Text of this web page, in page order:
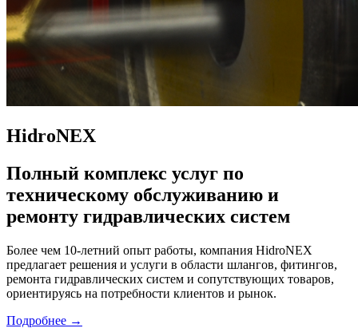
HidroNEX
Полный комплекс услуг по
техническому обслуживанию и
ремонту гидравлических систем
Более чем 10-летний опыт работы, компания HidroNEX
предлагает решения и услуги в области шлангов, фитингов,
ремонта гидравлических систем и сопутствующих товаров,
ориентируясь на потребности клиентов и рынок.
Подробнее →